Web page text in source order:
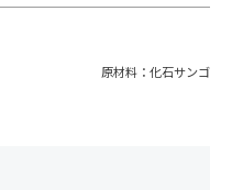
原材料：化石サンゴ